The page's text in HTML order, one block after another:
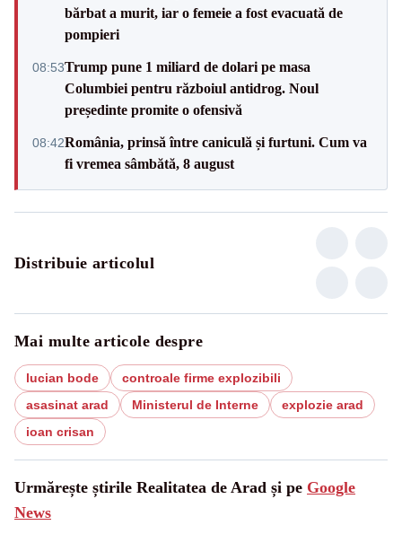
bărbat a murit, iar o femeie a fost evacuată de
pompieri
08:53Trump pune 1 miliard de dolari pe masa
Columbiei pentru războiul antidrog. Noul
președinte promite o ofensivă
08:42România, prinsă între caniculă și furtuni. Cum va
fi vremea sâmbătă, 8 august
Distribuie articolul
Mai multe articole despre
lucian bode
controale firme explozibili
asasinat arad
Ministerul de Interne
explozie arad
ioan crisan
Urmărește știrile Realitatea de Arad și pe Google
News